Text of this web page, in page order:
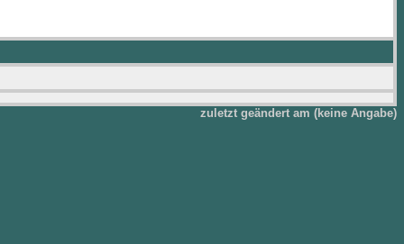
zuletzt geändert am (keine Angabe)